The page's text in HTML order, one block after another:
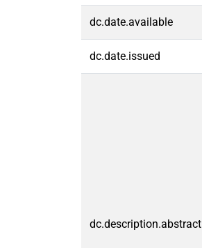
dc.date.available
dc.date.issued
dc.description.abstract